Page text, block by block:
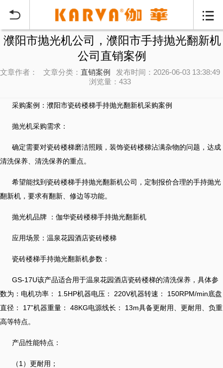
 
濮阳市抛光机公司，濮阳市手持抛光翻新机
公司直销案例
文章作者： 文章分类： 直销案例
发布时间：2026-06-03 13:38:49
浏览量：433
采购案例：濮阳市瓷砖楼梯手持抛光翻新机采购案例
抛光机采购需求：
确定需要对瓷砖楼梯磨洁照顾，装饰瓷砖楼梯沾满杂物的问题，达成
清洗保养、清洗保养的重点。
希望能找到瓷砖楼梯手持抛光翻新机公司，定制报价合理的手持抛光
翻新机，要求有翻新、修边等功能。
抛光机品牌 ：伽华瓷砖楼梯手持抛光翻新机
应用场景：温泉花园酒店瓷砖楼梯
瓷砖楼梯手持抛光翻新机参数：
GS-17U该产品适合用于温泉花园酒店瓷砖楼梯的清洗保养，具体参
数为：电机功率： 1.5HP机器电压： 220V机器转速： 150RPM/min底盘
直径： 17”机器重量： 48KG电源线长： 13m具备更耐用、更耐用、负重
高等特点。
产品性能特点：
（1）更耐用；